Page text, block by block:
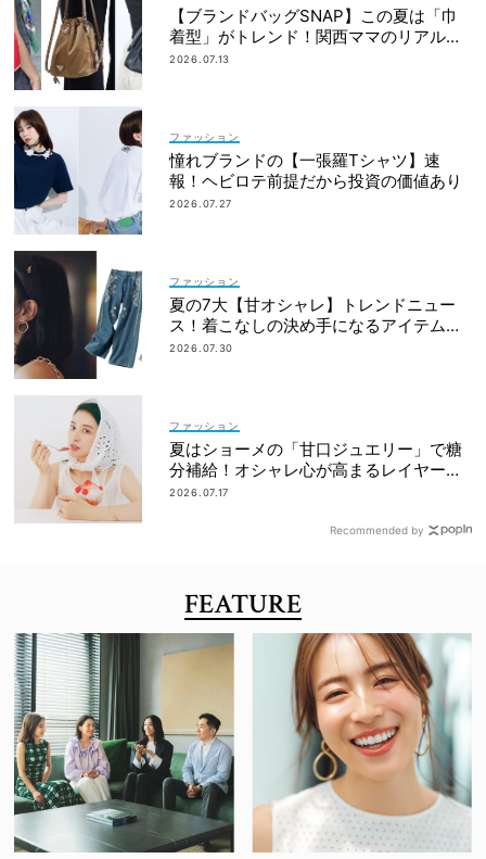
【ブランドバッグSNAP】この夏は「巾
着型」がトレンド！関西ママのリアルコ
ーデ3選
2026.07.13
ファッション
憧れブランドの【一張羅Tシャツ】速
報！ヘビロテ前提だから投資の価値あり
2026.07.27
ファッション
夏の7大【甘オシャレ】トレンドニュー
ス！着こなしの決め手になるアイテムが
勢揃い
2026.07.30
ファッション
夏はショーメの「甘口ジュエリー」で糖
分補給！オシャレ心が高まるレイヤード
術
2026.07.17
Recommended by
FEATURE